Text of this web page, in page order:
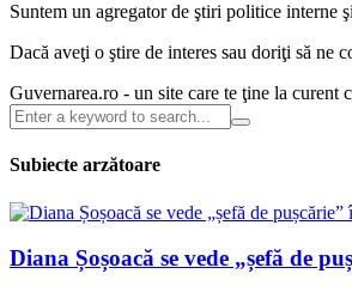
Suntem un agregator de ştiri politice interne
Dacă aveţi o ştire de interes sau doriţi să ne
Guvernarea.ro - un site care te ţine la
Subiecte arzătoare
Diana Șoșoacă se vede „șefă de